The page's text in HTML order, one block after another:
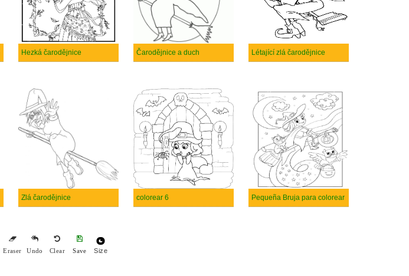
Hezká čarodějnice Čarodějnice a duch Létající zlá čarodějnice
Zlá čarodějnice colorear 6 Pequeña Bruja para colorear
Eraser Undo Clear Save Size